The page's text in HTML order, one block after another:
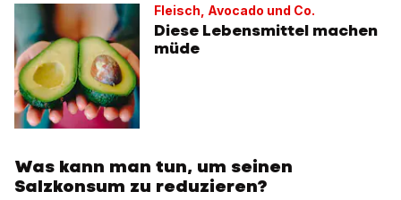
Fleisch, Avocado und Co.
Diese Lebensmittel machen
müde
Was kann man tun, um seinen
Salzkonsum zu reduzieren?